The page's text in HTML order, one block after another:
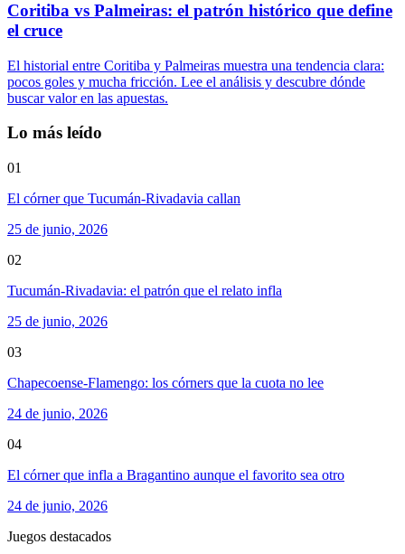
Coritiba vs Palmeiras: el patrón histórico que define
el cruce
El historial entre Coritiba y Palmeiras muestra una tendencia clara:
pocos goles y mucha fricción. Lee el análisis y descubre dónde
buscar valor en las apuestas.
Lo más leído
01
El córner que Tucumán-Rivadavia callan
25 de junio, 2026
02
Tucumán-Rivadavia: el patrón que el relato infla
25 de junio, 2026
03
Chapecoense-Flamengo: los córners que la cuota no lee
24 de junio, 2026
04
El córner que infla a Bragantino aunque el favorito sea otro
24 de junio, 2026
Juegos destacados